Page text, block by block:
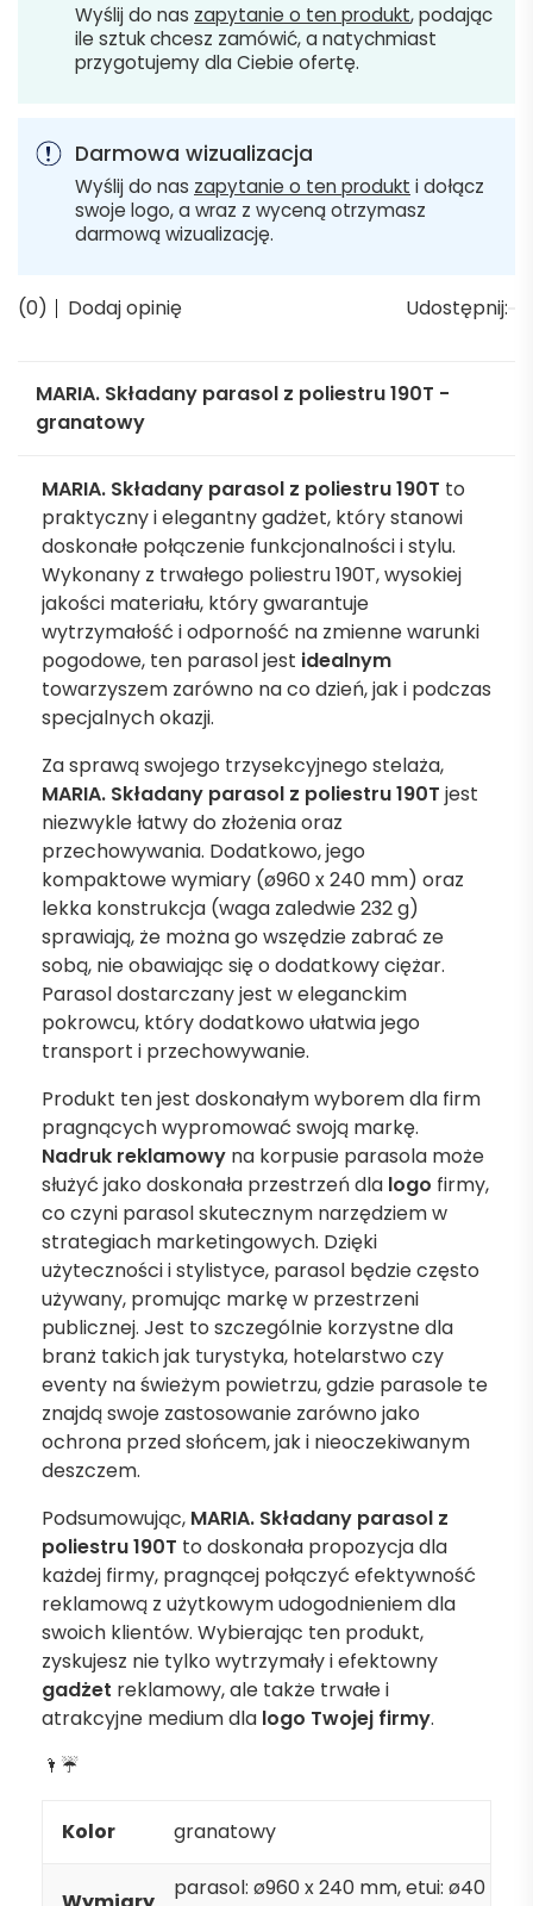
Wyślij do nas zapytanie o ten produkt, podając
ile sztuk chcesz zamówić, a natychmiast
przygotujemy dla Ciebie ofertę.
Darmowa wizualizacja
Wyślij do nas zapytanie o ten produkt i dołącz
swoje logo, a wraz z wyceną otrzymasz
darmową wizualizację.
(0) Dodaj opinię Udostępnij:
MARIA. Składany parasol z poliestru 190T -
granatowy
MARIA. Składany parasol z poliestru 190T to
praktyczny i elegantny gadżet, który stanowi
doskonałe połączenie funkcjonalności i stylu.
Wykonany z trwałego poliestru 190T, wysokiej
jakości materiału, który gwarantuje
wytrzymałość i odporność na zmienne warunki
pogodowe, ten parasol jest idealnym
towarzyszem zarówno na co dzień, jak i podczas
specjalnych okazji.
Za sprawą swojego trzysekcyjnego stelaża,
MARIA. Składany parasol z poliestru 190T jest
niezwykle łatwy do złożenia oraz
przechowywania. Dodatkowo, jego
kompaktowe wymiary (ø960 x 240 mm) oraz
lekka konstrukcja (waga zaledwie 232 g)
sprawiają, że można go wszędzie zabrać ze
sobą, nie obawiając się o dodatkowy ciężar.
Parasol dostarczany jest w eleganckim
pokrowcu, który dodatkowo ułatwia jego
transport i przechowywanie.
Produkt ten jest doskonałym wyborem dla firm
pragnących wypromować swoją markę.
Nadruk reklamowy na korpusie parasola może
służyć jako doskonała przestrzeń dla logo firmy,
co czyni parasol skutecznym narzędziem w
strategiach marketingowych. Dzięki
użyteczności i stylistyce, parasol będzie często
używany, promując markę w przestrzeni
publicznej. Jest to szczególnie korzystne dla
branż takich jak turystyka, hotelarstwo czy
eventy na świeżym powietrzu, gdzie parasole te
znajdą swoje zastosowanie zarówno jako
ochrona przed słońcem, jak i nieoczekiwanym
deszczem.
Podsumowując, MARIA. Składany parasol z
poliestru 190T to doskonała propozycja dla
każdej firmy, pragnącej połączyć efektywność
reklamową z użytkowym udogodnieniem dla
swoich klientów. Wybierając ten produkt,
zyskujesz nie tylko wytrzymały i efektowny
gadżet reklamowy, ale także trwałe i
atrakcyjne medium dla logo Twojej firmy.
🌂☔
Kolor granatowy
parasol: ø960 x 240 mm, etui: ø40